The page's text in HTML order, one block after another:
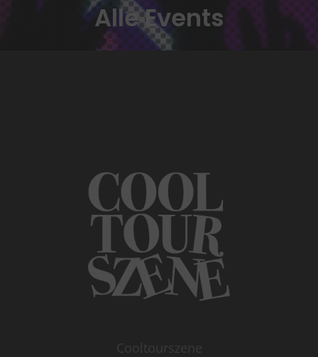
Alle Events
Cooltourszene